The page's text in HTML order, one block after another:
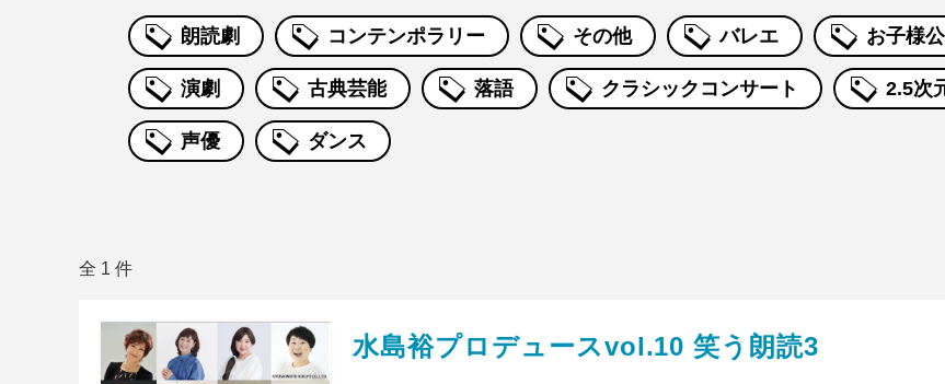
朗読劇 コンテンポラリー その他 バレエ お子様
演劇 古典芸能 落語 クラシックコンサート 2.5次
声優 ダンス
全 1 件
水島裕プロデュースvol.10 笑う朗読3